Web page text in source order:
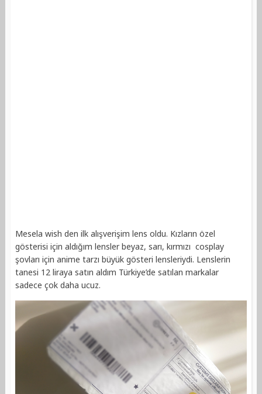
Mesela wish den ilk alışverişim lens oldu. Kızların özel
gösterisi için aldığım lensler beyaz, sarı, kırmızı cosplay
şovları için anime tarzı büyük gösteri lensleriydi. Lenslerin
tanesi 12 liraya satın aldım Türkiye’de satılan markalar
sadece çok daha ucuz.